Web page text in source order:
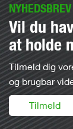
NYHEDSBREV
Vil du
at holde
Tilmeld dig
og brugbar
Tilmeld